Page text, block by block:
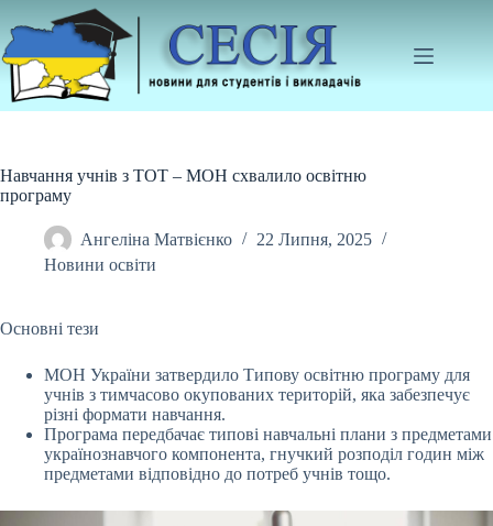
до
вмісту
Навчання учнів з ТОТ – МОН схвалило освітню
програму
Ангеліна Матвієнко
22 Липня, 2025
Новини освіти
Основні тези
МОН України затвердило Типову освітню програму для
учнів з тимчасово окупованих територій, яка забезпечує
різні формати навчання.
Програма передбачає типові навчальні плани з предметами
українознавчого компонента, гнучкий розподіл годин між
предметами відповідно до потреб учнів тощо.